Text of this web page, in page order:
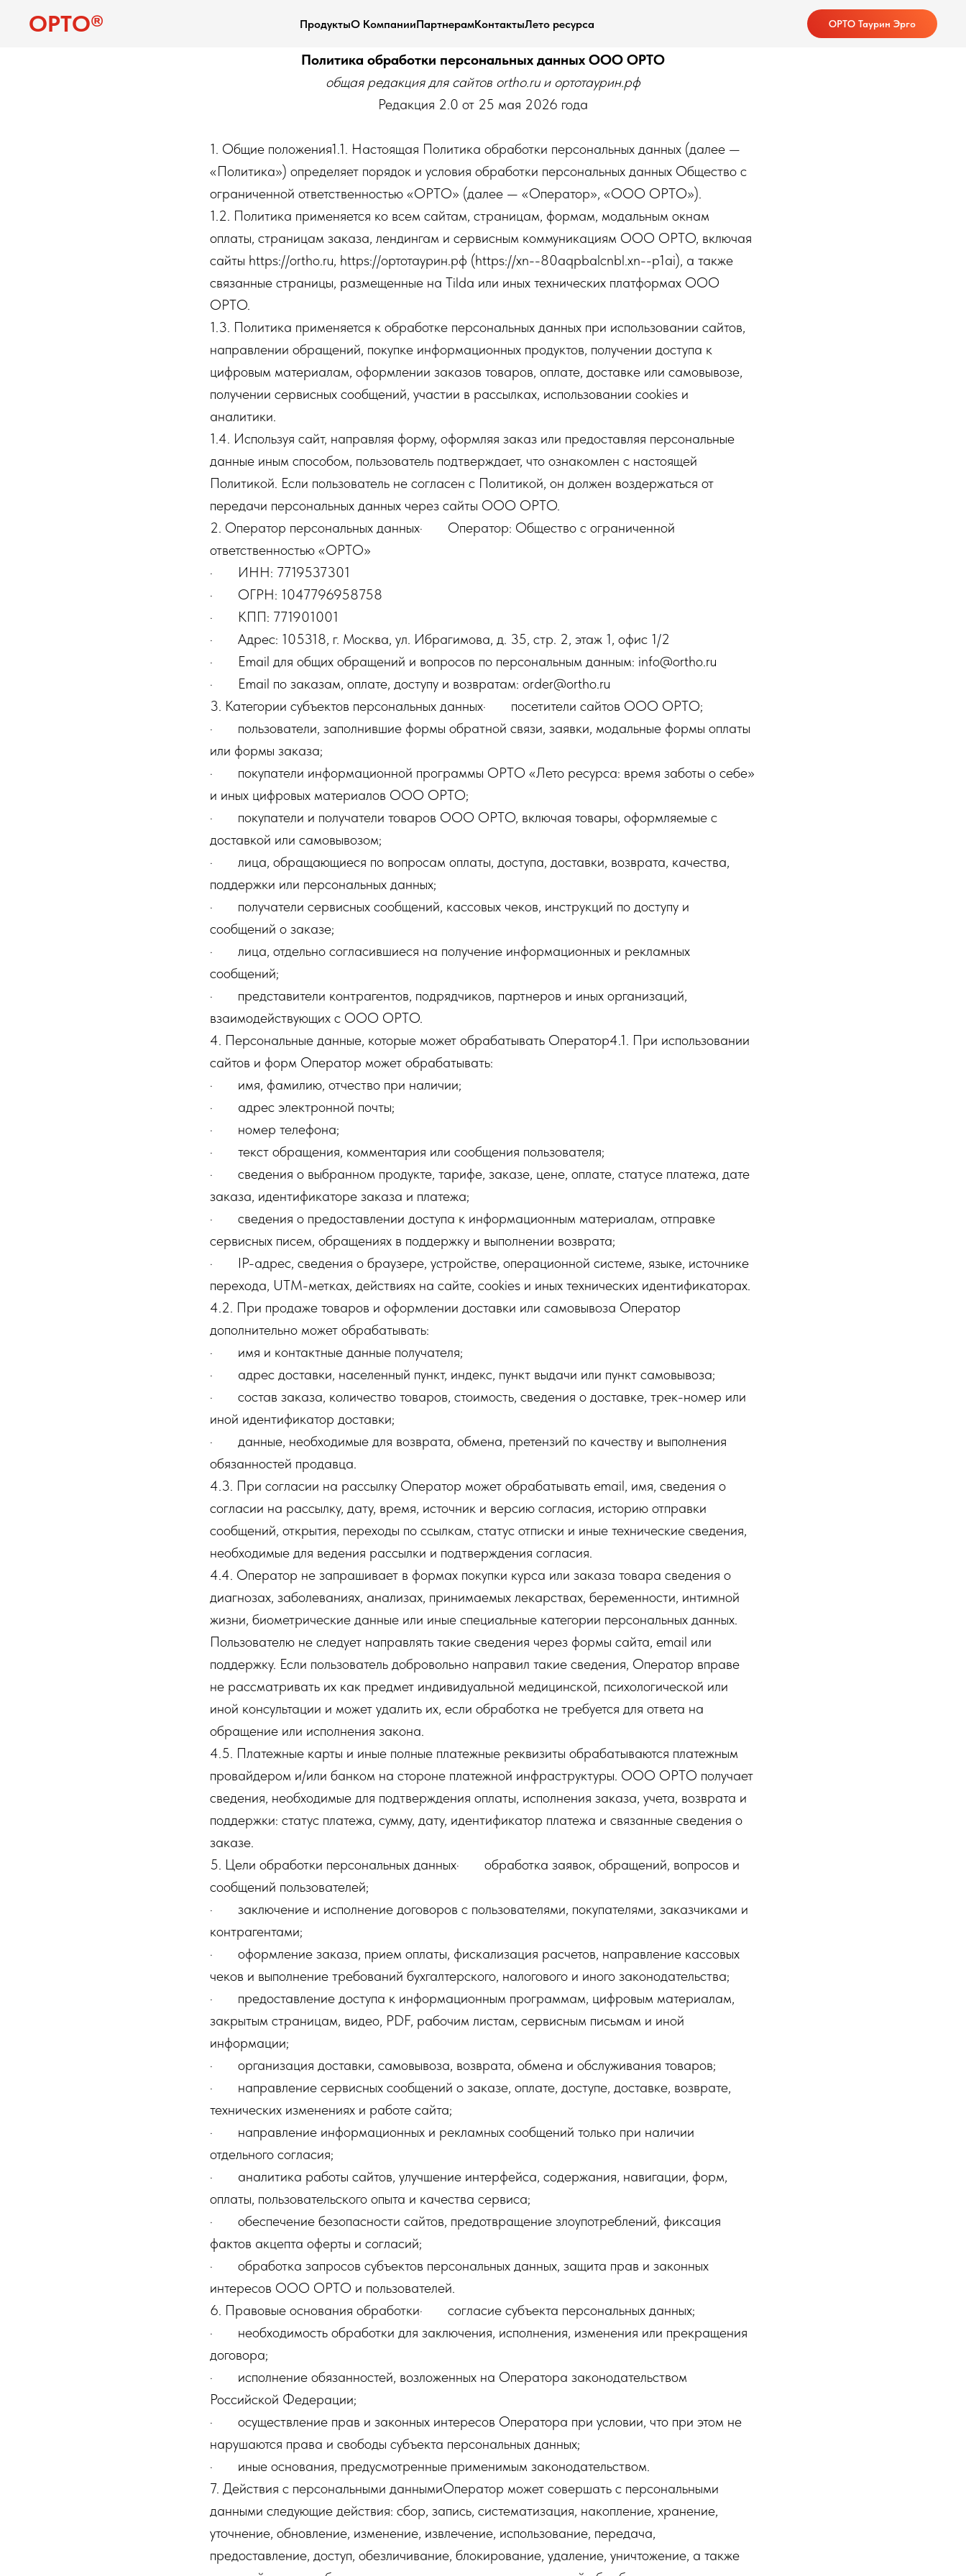
ОРТО® ПродуктыО КомпанииПартнерамКонтактыЛето ресурса ОРТО Таурин Эрго
Политика обработки персональных данных ООО ОРТО
общая редакция для сайтов ortho.ru и ортотаурин.рф
Редакция 2.0 от 25 мая 2026 года
1. Общие положения1.1. Настоящая Политика обработки персональных данных (далее —
«Политика») определяет порядок и условия обработки персональных данных Общество с
ограниченной ответственностью «ОРТО» (далее — «Оператор», «ООО ОРТО»).
1.2. Политика применяется ко всем сайтам, страницам, формам, модальным окнам
оплаты, страницам заказа, лендингам и сервисным коммуникациям ООО ОРТО, включая
сайты https://ortho.ru, https://ортотаурин.рф (https://xn--80aqpbalcnbl.xn--p1ai), а также
связанные страницы, размещенные на Tilda или иных технических платформах ООО
ОРТО.
1.3. Политика применяется к обработке персональных данных при использовании сайтов,
направлении обращений, покупке информационных продуктов, получении доступа к
цифровым материалам, оформлении заказов товаров, оплате, доставке или самовывозе,
получении сервисных сообщений, участии в рассылках, использовании cookies и
аналитики.
1.4. Используя сайт, направляя форму, оформляя заказ или предоставляя персональные
данные иным способом, пользователь подтверждает, что ознакомлен с настоящей
Политикой. Если пользователь не согласен с Политикой, он должен воздержаться от
передачи персональных данных через сайты ООО ОРТО.
2. Оператор персональных данных· Оператор: Общество с ограниченной
ответственностью «ОРТО»
· ИНН: 7719537301
· ОГРН: 1047796958758
· КПП: 771901001
· Адрес: 105318, г. Москва, ул. Ибрагимова, д. 35, стр. 2, этаж 1, офис 1/2
· Email для общих обращений и вопросов по персональным данным: info@ortho.ru
· Email по заказам, оплате, доступу и возвратам: order@ortho.ru
3. Категории субъектов персональных данных· посетители сайтов ООО ОРТО;
· пользователи, заполнившие формы обратной связи, заявки, модальные формы оплаты
или формы заказа;
· покупатели информационной программы ОРТО «Лето ресурса: время заботы о себе»
и иных цифровых материалов ООО ОРТО;
· покупатели и получатели товаров ООО ОРТО, включая товары, оформляемые с
доставкой или самовывозом;
· лица, обращающиеся по вопросам оплаты, доступа, доставки, возврата, качества,
поддержки или персональных данных;
· получатели сервисных сообщений, кассовых чеков, инструкций по доступу и
сообщений о заказе;
· лица, отдельно согласившиеся на получение информационных и рекламных
сообщений;
· представители контрагентов, подрядчиков, партнеров и иных организаций,
взаимодействующих с ООО ОРТО.
4. Персональные данные, которые может обрабатывать Оператор4.1. При использовании
сайтов и форм Оператор может обрабатывать:
· имя, фамилию, отчество при наличии;
· адрес электронной почты;
· номер телефона;
· текст обращения, комментария или сообщения пользователя;
· сведения о выбранном продукте, тарифе, заказе, цене, оплате, статусе платежа, дате
заказа, идентификаторе заказа и платежа;
· сведения о предоставлении доступа к информационным материалам, отправке
сервисных писем, обращениях в поддержку и выполнении возврата;
· IP-адрес, сведения о браузере, устройстве, операционной системе, языке, источнике
перехода, UTM-метках, действиях на сайте, cookies и иных технических идентификаторах.
4.2. При продаже товаров и оформлении доставки или самовывоза Оператор
дополнительно может обрабатывать:
· имя и контактные данные получателя;
· адрес доставки, населенный пункт, индекс, пункт выдачи или пункт самовывоза;
· состав заказа, количество товаров, стоимость, сведения о доставке, трек-номер или
иной идентификатор доставки;
· данные, необходимые для возврата, обмена, претензий по качеству и выполнения
обязанностей продавца.
4.3. При согласии на рассылку Оператор может обрабатывать email, имя, сведения о
согласии на рассылку, дату, время, источник и версию согласия, историю отправки
сообщений, открытия, переходы по ссылкам, статус отписки и иные технические сведения,
необходимые для ведения рассылки и подтверждения согласия.
4.4. Оператор не запрашивает в формах покупки курса или заказа товара сведения о
диагнозах, заболеваниях, анализах, принимаемых лекарствах, беременности, интимной
жизни, биометрические данные или иные специальные категории персональных данных.
Пользователю не следует направлять такие сведения через формы сайта, email или
поддержку. Если пользователь добровольно направил такие сведения, Оператор вправе
не рассматривать их как предмет индивидуальной медицинской, психологической или
иной консультации и может удалить их, если обработка не требуется для ответа на
обращение или исполнения закона.
4.5. Платежные карты и иные полные платежные реквизиты обрабатываются платежным
провайдером и/или банком на стороне платежной инфраструктуры. ООО ОРТО получает
сведения, необходимые для подтверждения оплаты, исполнения заказа, учета, возврата и
поддержки: статус платежа, сумму, дату, идентификатор платежа и связанные сведения о
заказе.
5. Цели обработки персональных данных· обработка заявок, обращений, вопросов и
сообщений пользователей;
· заключение и исполнение договоров с пользователями, покупателями, заказчиками и
контрагентами;
· оформление заказа, прием оплаты, фискализация расчетов, направление кассовых
чеков и выполнение требований бухгалтерского, налогового и иного законодательства;
· предоставление доступа к информационным программам, цифровым материалам,
закрытым страницам, видео, PDF, рабочим листам, сервисным письмам и иной
информации;
· организация доставки, самовывоза, возврата, обмена и обслуживания товаров;
· направление сервисных сообщений о заказе, оплате, доступе, доставке, возврате,
технических изменениях и работе сайта;
· направление информационных и рекламных сообщений только при наличии
отдельного согласия;
· аналитика работы сайтов, улучшение интерфейса, содержания, навигации, форм,
оплаты, пользовательского опыта и качества сервиса;
· обеспечение безопасности сайтов, предотвращение злоупотреблений, фиксация
фактов акцепта оферты и согласий;
· обработка запросов субъектов персональных данных, защита прав и законных
интересов ООО ОРТО и пользователей.
6. Правовые основания обработки· согласие субъекта персональных данных;
· необходимость обработки для заключения, исполнения, изменения или прекращения
договора;
· исполнение обязанностей, возложенных на Оператора законодательством
Российской Федерации;
· осуществление прав и законных интересов Оператора при условии, что при этом не
нарушаются права и свободы субъекта персональных данных;
· иные основания, предусмотренные применимым законодательством.
7. Действия с персональными даннымиОператор может совершать с персональными
данными следующие действия: сбор, запись, систематизация, накопление, хранение,
уточнение, обновление, изменение, извлечение, использование, передача,
предоставление, доступ, обезличивание, блокирование, удаление, уничтожение, а также